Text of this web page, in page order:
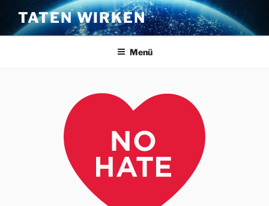
Inhalt
springen
TATEN WIRKEN
Menü